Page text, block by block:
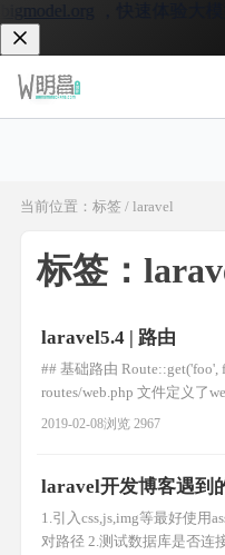
当前位置：标签 / laravel
标签：
laravel5.4 | 路由
## 基础路由
routes/web.php 文件定义了
web中间件组，从而可以提供
2019-02-08浏览 2967
laravel开发博客遇到
1.引入css,js,img等最好使用
对路径 2.测试数据库是否连